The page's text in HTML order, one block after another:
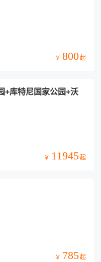
￥ 800起
+库特尼国家公园+沃
￥ 11945起
￥ 785起